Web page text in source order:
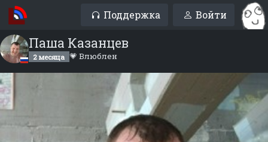
Поддержка Войти
Паша Казанцев
2 месяца 💗 Влюблен